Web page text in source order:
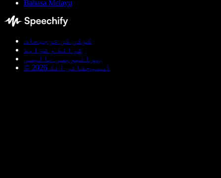
Bahasa Melayu
کوکی کی ترجیحات
شرائط و ضوابط
پرائیویسی پالیسی
© اسپیچفائی انک 2026